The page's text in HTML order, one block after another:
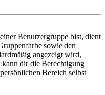
Benutzergruppe bist, dient
sowie den
angezeigt wird,
dir die Berechtigung
Bereich selbst